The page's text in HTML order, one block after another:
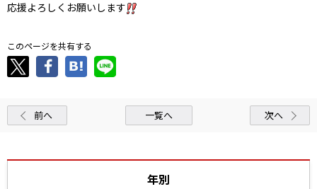
応援よろしくお願いします
このページを共有する
前へ 一覧へ 次へ
年別